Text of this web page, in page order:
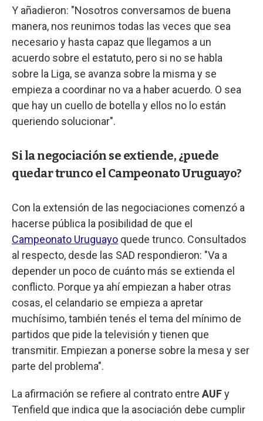
Y añadieron: "Nosotros conversamos de buena
manera, nos reunimos todas las veces que sea
necesario y hasta capaz que llegamos a un
acuerdo sobre el estatuto, pero si no se habla
sobre la Liga, se avanza sobre la misma y se
empieza a coordinar no va a haber acuerdo. O sea
que hay un cuello de botella y ellos no lo están
queriendo solucionar".
Si la negociación se extiende, ¿puede
quedar trunco el Campeonato Uruguayo?
Con la extensión de las negociaciones comenzó a
hacerse pública la posibilidad de que el
Campeonato Uruguayo quede trunco. Consultados
al respecto, desde las SAD respondieron: "Va a
depender un poco de cuánto más se extienda el
conflicto. Porque ya ahí empiezan a haber otras
cosas, el celandario se empieza a apretar
muchísimo, también tenés el tema del mínimo de
partidos que pide la televisión y tienen que
transmitir. Empiezan a ponerse sobre la mesa y ser
parte del problema".
La afirmación se refiere al contrato entre AUFy
Tenfield que indica que la asociación debe cumplir